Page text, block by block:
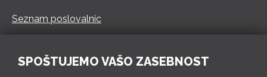
Seznam poslovalnic
SPOŠTUJEMO VAŠO ZASEBNOST